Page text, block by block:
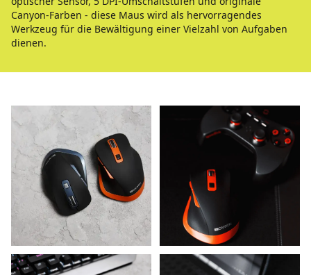
Canyon-Farben - diese Maus wird als hervorragendes
Werkzeug für die Bewältigung einer Vielzahl von Aufgaben
dienen.